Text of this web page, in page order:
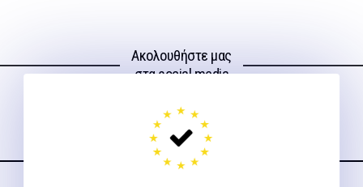
Ακολουθήστε μας
στα social media